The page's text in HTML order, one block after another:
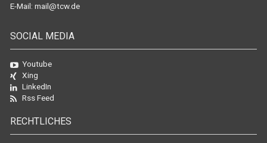
E-Mail: mail@tcw.de
SOCIAL MEDIA
Youtube
Xing
LinkedIn
Rss Feed
RECHTLICHES